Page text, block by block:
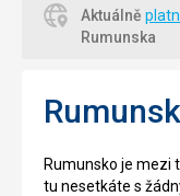
Aktuálně
Rumunska
Rumunsko je mezi
tu nesetkáte s